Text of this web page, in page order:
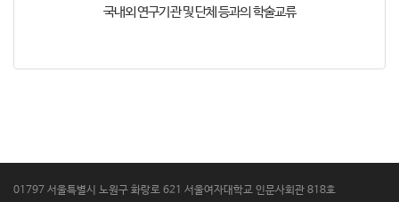
국내외 연구기관 및 단체 등과의 학술교류
01797 서울특별시 노원구 화랑로 621 서울여자대학교 인문사회관 818호